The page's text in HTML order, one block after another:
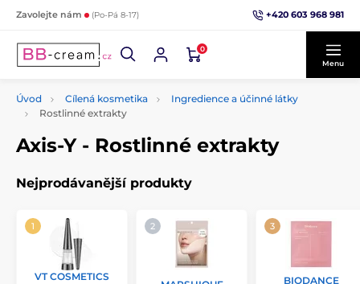
Zavolejte nám (Po-Pá 8-17) +420 603 968 981
0
Menu
Úvod Cílená kosmetika
Ingredience a účinné látky
Rostlinné extrakty
Axis-Y - Rostlinné extrakty
Nejprodávanější produkty
VT COSMETICS
BIODANCE